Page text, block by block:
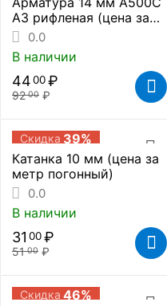
А3 рифленая (цена за
метр погонный)
0.0
В наличии
92 00 ₽
4400 ₽
Скидка 39%
Катанка 10 мм (цена за
метр погонный)
0.0
В наличии
51 00 ₽
31 00 ₽
Скидка 46%